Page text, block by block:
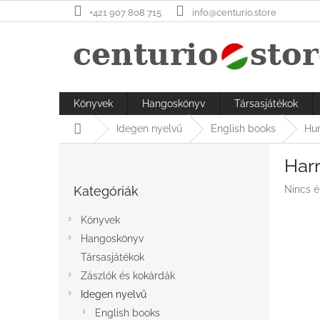
a
+421 907 808 715 info@centurio.store
Könyvek Hangoskönyv Társasjátékok
KezdőlapIdegen nyelvű English books
átugrása
Kategóriák
Könyvek
Hangoskönyv
Társasjátékok
Zászlók és kokárdák
Idegen nyelvű
English books
A
Nincs